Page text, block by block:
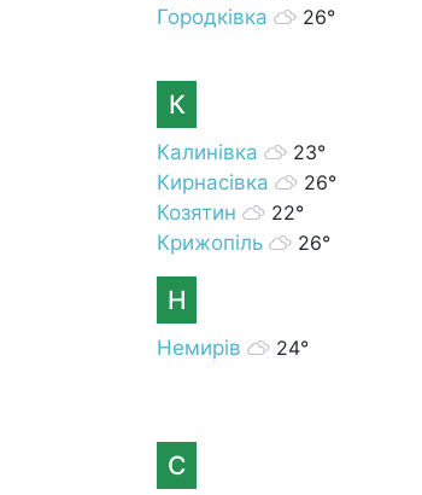
Городківка
26°
К
Калинівка
23°
Кирнасівка
26°
Козятин
22°
Крижопіль
26°
Н
Немирів 24°
С